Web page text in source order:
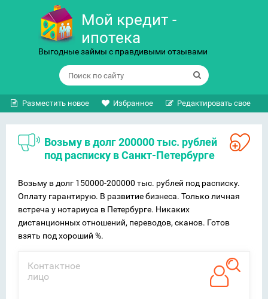
Мой кредит -
ипотека
Выгодные займы с правдивыми отзывами
Разместить новое Избранное Редактировать свое
Возьму в долг 200000 тыс. рублей
под расписку в Санкт-Петербурге
Возьму в долг 150000-200000 тыс. рублей под расписку.
Оплату гарантирую. В развитие бизнеса. Только личная
встреча у нотариуса в Петербурге. Никаких
дистанционных отношений, переводов, сканов. Готов
взять под хороший %.
Контактное
лицо